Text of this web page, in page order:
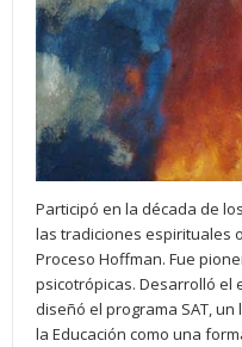
Participó en la década de
las tradiciones espirituales
Proceso Hoffman. Fue
psicotrópicas. Desarrolló el
diseñó el programa SAT,
la Educación como una